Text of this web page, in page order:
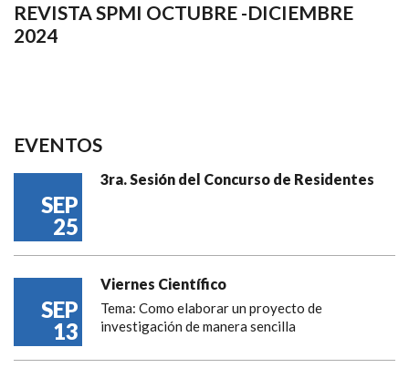
REVISTA SPMI OCTUBRE -DICIEMBRE
2024
EVENTOS
SEP
25
3ra. Sesión del Concurso de Residentes
SEP
13
Viernes Científico
Tema: Como elaborar un proyecto de
investigación de manera sencilla